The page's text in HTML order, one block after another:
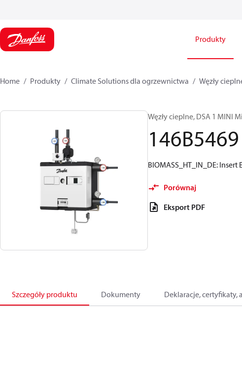
Produkty
Home Produkty Climate Solutions dla ogrzewnictwa Węzły
Węzły cieplne, DSA 1 MINI
146B5469
BIOMASS_HT_IN_DE:
Porównaj
Eksport PDF
Szczegóły produktu Dokumenty Deklaracje, certyfikaty,